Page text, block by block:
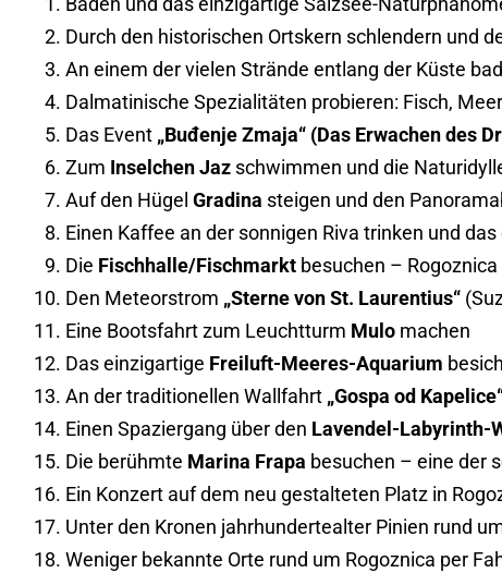
Durch den historischen Ortskern schlendern und
An einem der vielen Strände entlang der Küste
Dalmatinische Spezialitäten probieren: Fisch,
Das Event „Buđenje Zmaja“ (Das Erwachen des
Zum Inselchen Jaz schwimmen und die
Auf den Hügel Gradina steigen und den
Einen Kaffee an der sonnigen Riva trinken und
Die Fischhalle/Fischmarkt besuchen –
Den Meteorstrom „Sterne von St. Laurentius“
Eine Bootsfahrt zum Leuchtturm Mulo machen
Das einzigartige Freiluft-Meeres-Aquarium
An der traditionellen Wallfahrt „Gospa od
Einen Spaziergang über den Lavendel-Labyrinth-
Die berühmte Marina Frapa besuchen – eine der
Ein Konzert auf dem neu gestalteten Platz in
Unter den Kronen jahrhundertealter Pinien rund
Weniger bekannte Orte rund um Rogoznica per